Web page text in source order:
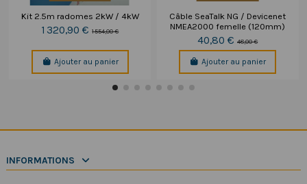
Kit 2.5m radomes 2kW / 4kW
1 320,90 €1 554,00 €
Ajouter au panier
Câble SeaTalk NG / Devicenet
NMEA2000 femelle (120mm)
40,80 €48,00 €
Ajouter au panier
INFORMATIONS